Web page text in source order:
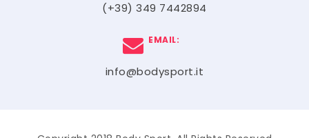
(+39) 349 7442894
EMAIL:
info@bodysport.it